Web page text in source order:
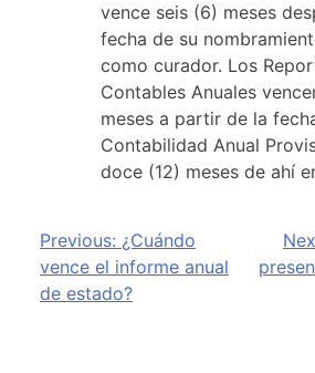
vence seis (6) meses
fecha de su
como curador. Los
Contables Anuales
meses a partir de la
Contabilidad Anual
doce (12) meses de ahí
Post
navigation
Previous: ¿Cuándo
vence el informe anual
de estado?